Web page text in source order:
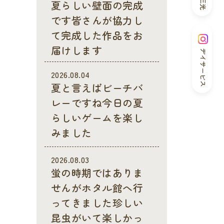
デイサービス
夏らしい壁面の完成
です皆さんが協力し
て完成した作品をお
届けします
2026.08.04
夏と言えばビーチバ
レーですね今日の夏
らしいゲームを楽し
みました
2026.08.03
蛍の時期ではありま
せんがホタル館へ行
ってきました珍しい
昆虫がいて楽しかっ